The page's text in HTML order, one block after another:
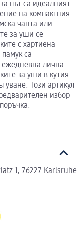
път са идеалният
на компактния
чанта или
за уши се
с хартиена
са
лична
за уши в кутия
Този артикул
избор
1, 76227 Karlsruhe